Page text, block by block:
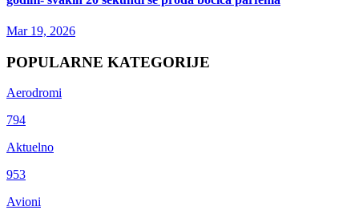
Mar 19, 2026
POPULARNE KATEGORIJE
Aerodromi
794
Aktuelno
953
Avioni